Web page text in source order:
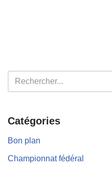
Catégories
Bon plan
Championnat fédéral